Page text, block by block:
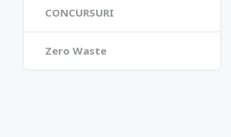
CONCURSURI
Zero Waste